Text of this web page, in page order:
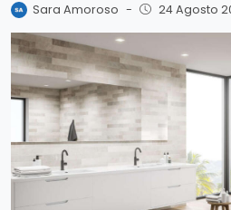
Sara Amoroso - 24 Agosto